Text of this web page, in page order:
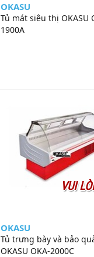
OKASU
Tủ mát siêu thị OKASU
1900A
VUI
OKASU
Tủ trưng bày và bảo
OKASU OKA-2000C